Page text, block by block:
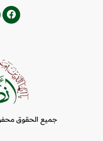
جميع الحقوق محفوظة